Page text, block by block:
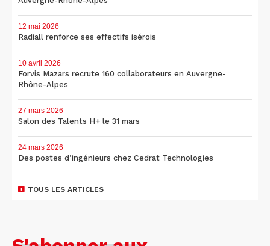
12 mai 2026
Radiall renforce ses effectifs isérois
10 avril 2026
Forvis Mazars recrute 160 collaborateurs en Auvergne-
Rhône-Alpes
27 mars 2026
Salon des Talents H+ le 31 mars
24 mars 2026
Des postes d’ingénieurs chez Cedrat Technologies
TOUS LES ARTICLES